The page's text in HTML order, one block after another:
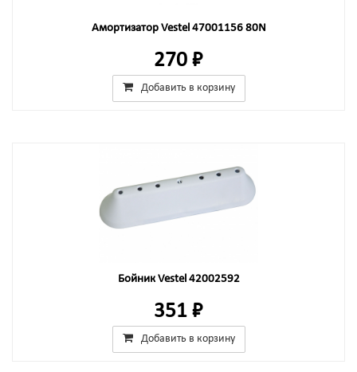
Амортизатор Vestel 47001156 80N
270 ₽
Добавить в корзину
Бойник Vestel 42002592
351 ₽
Добавить в корзину